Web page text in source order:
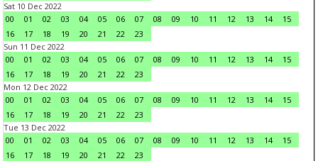
Sat 10 Dec 2022
00
01 02 03 04 05 06 07 08 09 10 11 12 13 14
15
16
17 18 19 20 21 22
23
Sun 11 Dec 2022
00
01 02 03 04 05 06 07 08 09 10 11 12 13 14
15
16
17 18 19 20 21 22
23
Mon 12 Dec 2022
00
01 02 03 04 05 06 07 08 09 10 11 12 13 14
15
16
17 18 19 20 21 22
23
Tue 13 Dec 2022
00
01 02 03 04 05 06 07 08 09 10 11 12 13 14
15
16
17 18 19 20 21 22
23